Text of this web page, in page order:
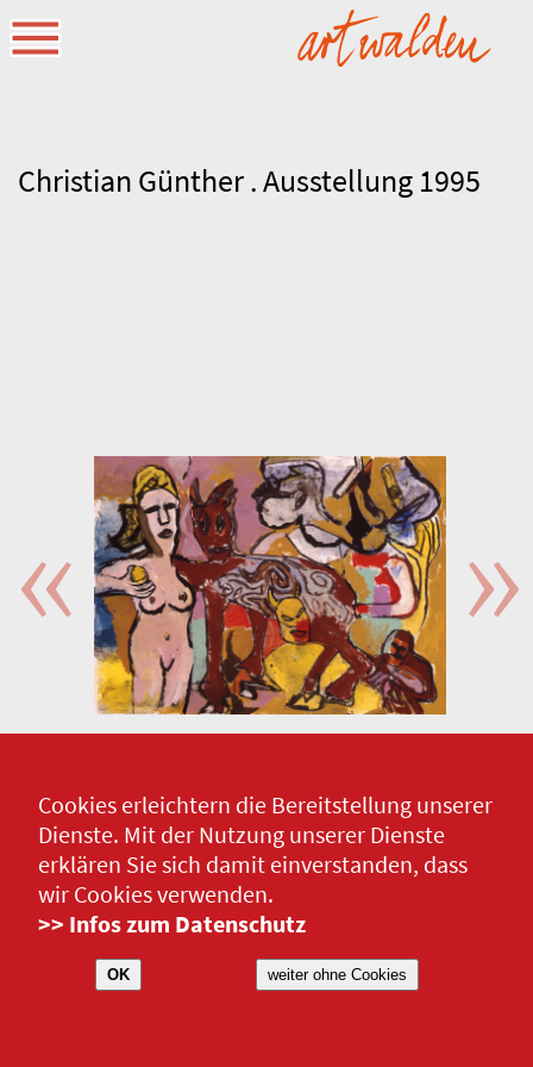
Christian Günther . Ausstellung 1995
Cookies erleichtern die Bereitstellung unserer
Dienste. Mit der Nutzung unserer Dienste
erklären Sie sich damit einverstanden, dass
wir Cookies verwenden.
>> Infos zum Datenschutz
OK weiter ohne Cookies